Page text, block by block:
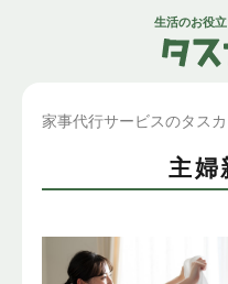
生活のお役
家事代行サービスのタス
主婦